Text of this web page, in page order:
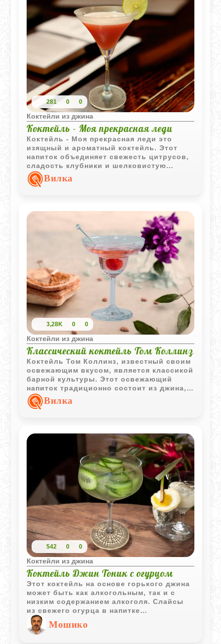
281 0 0
Коктейли из джина
Коктейль - Моя прекрасная леди
Коктейль - Моя прекрасная леди это
изящный и ароматный коктейль. Этот
напиток объединяет свежесть цитрусов,
сладость клубники и шелковистую
текстуру - как раз то, что нужно для
дневной встречи или светского вечера.
Вилка
3,28K 0 0
Коктейли из джина
Классический коктейль Том Коллинз
Коктейль Том Коллинз, известный своим
освежающим вкусом, является классикой
барной культуры. Этот освежающий
напиток традиционно состоит из джина,
свежевыжатого лимонного сока,
газированной воды и сиропа, что делает
Вилка
542 0 0
Коктейли из джина
Коктейль Джин Тоник с огурцом
Этот коктейль на основе горького джина
может быть как алкогольным, так и с
низким содержанием алкоголя. Слайсы
из свежего огурца в напитке
подчеркивают его освежающий и
оригинальный характер.
Мошико